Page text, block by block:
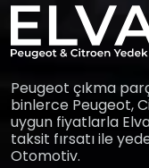
Peugeot çıkma
binlerce Peugeot,
uygun fiyatlarla
taksit fırsatı ile
Otomotiv.